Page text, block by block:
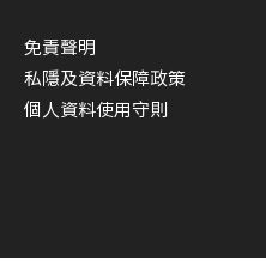
免責聲明
私隱及資料保障政策
個人資料使用守則